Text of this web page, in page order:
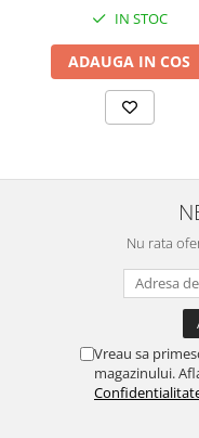
IN STOC
ADAUGA IN COS
Nu rata
Vreau sa
magazinului.